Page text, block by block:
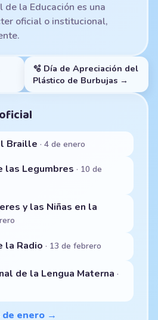
de la Educación es una
oficial o institucional,
🫧 Día de Apreciación del
Plástico de Burbujas →
Braille · 4 de enero
las Legumbres · 10 de
y las Niñas en la
la Radio · 13 de febrero
de la Lengua Materna ·
de enero →